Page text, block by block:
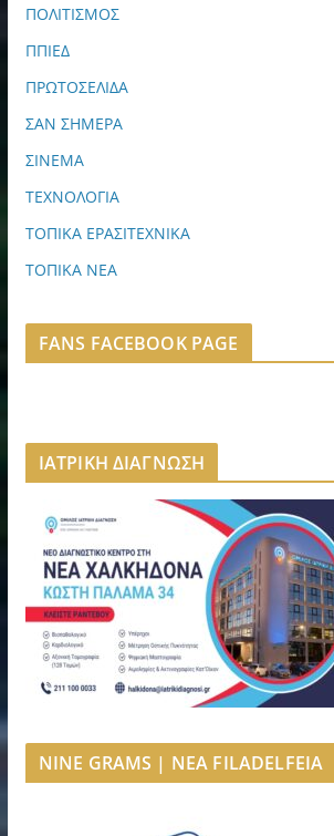
ΠΟΛΙΤΙΣΜΟΣ
ΠΠΙΕΔ
ΠΡΩΤΟΣΕΛΙΔΑ
ΣΑΝ ΣΗΜΕΡΑ
ΣΙΝΕΜΑ
ΤΕΧΝΟΛΟΓΙΑ
ΤΟΠΙΚΑ ΕΡΑΣΙΤΕΧΝΙΚΑ
ΤΟΠΙΚΑ ΝΕΑ
FANS FACEBOOK PAGE
ΙΑΤΡΙΚΗ ΔΙΑΓΝΩΣΗ
NINE GRAMS | NEA FILADELFEIA